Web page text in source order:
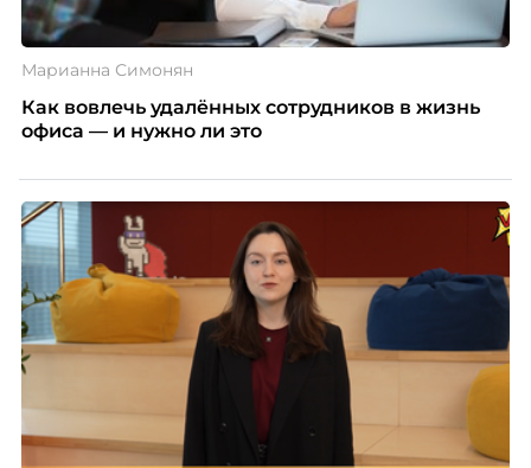
Марианна Симонян
Как вовлечь удалённых сотрудников в жизнь
офиса — и нужно ли это